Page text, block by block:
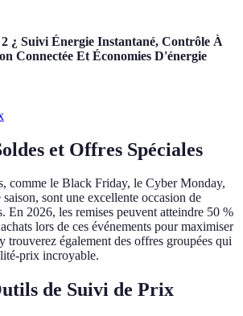
¿ Suivi Énergie Instantané, Contrôle À
Connectée Et Économies D'énergie
et Offres Spéciales
comme le Black Friday, le Cyber Monday,
sont une excellente occasion de
En 2026, les remises peuvent atteindre 50 %
lors de ces événements pour maximiser
trouverez également des offres groupées qui
prix incroyable.
de Suivi de Prix